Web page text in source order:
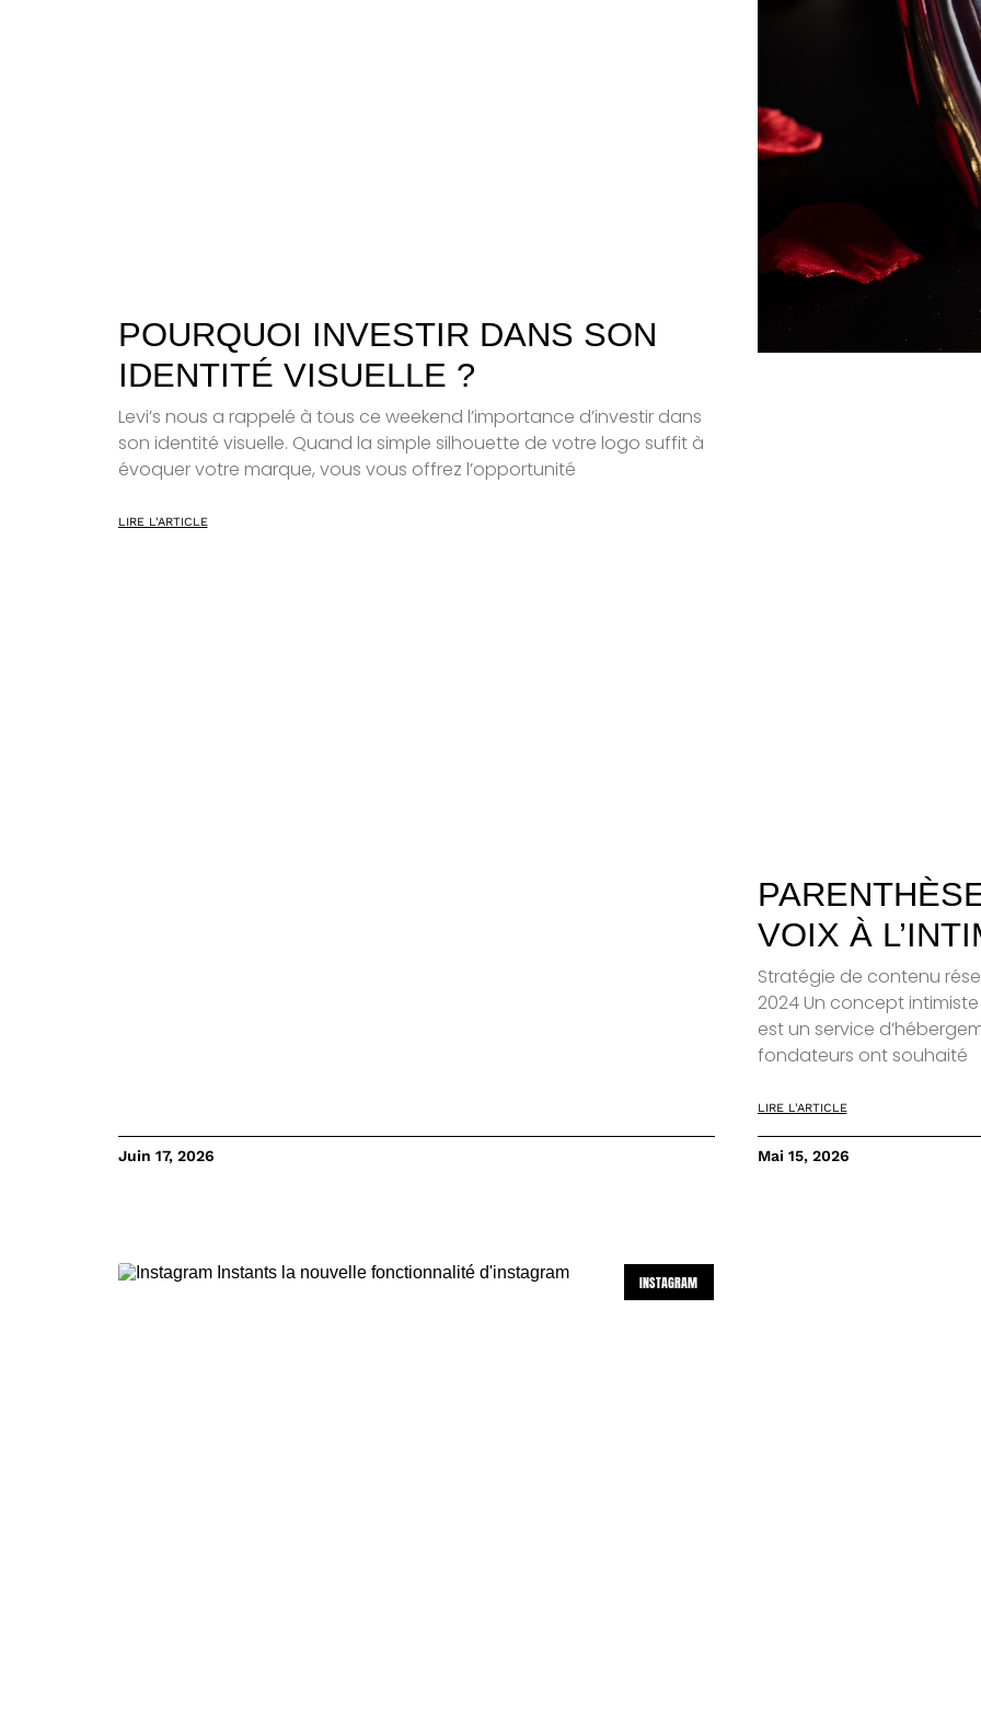
POURQUOI INVESTIR DANS SON
IDENTITÉ VISUELLE ?
Levi’s nous a rappelé à tous ce weekend l’importance d’investir dans
son identité visuelle. Quand la simple silhouette de votre logo suffit à
évoquer votre marque, vous vous offrez l’opportunité
LIRE L'ARTICLE
Juin 17, 2026
VOIX À
Stratégie de contenu
2024 Un concept
est un service
fondateurs ont souhaité
LIRE L'ARTICLE
Mai 15, 2026
INSTAGRAM